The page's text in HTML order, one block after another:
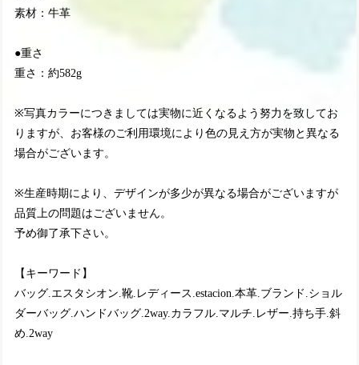
素材：牛革
●重さ
重さ：約582g
※写真カラーにつきましては実物に近くなるよう努力を致してお
りますが、お客様のご利用環境により色の見え方が実物と異なる
場合がございます。
※生産時期により、デザインが多少が異なる場合がございますが
品質上の問題はございません。
予め御了承下さい。
【キーワード】
バッグ.エスタシオン.靴.レディース.estacion.本革.ブランド.ショル
ダーバッグ.ハンドバッグ.2way.カラフル.マルチ.レザー.持ち手.斜
め.2way